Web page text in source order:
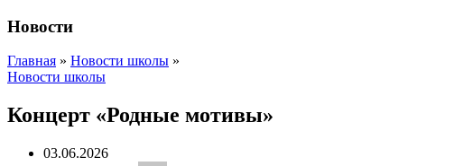
Новости
Главная » Новости школы »
Новости школы
Концерт «Родные мотивы»
03.06.2026